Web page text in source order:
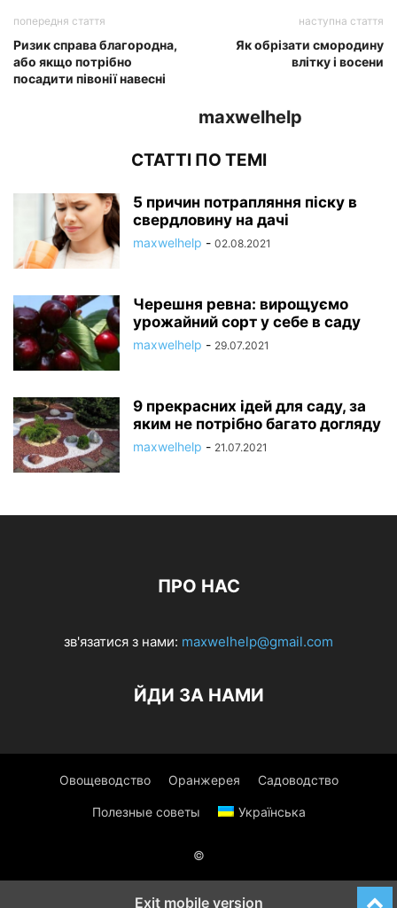
попередня стаття
Ризик справа благородна,
або якщо потрібно
посадити півонії навесні
наступна стаття
Як обрізати смородину
влітку і восени
maxwelhelp
СТАТТІ ПО ТЕМІ
5 причин потрапляння піску в
свердловину на дачі
maxwelhelp - 02.08.2021
Черешня ревна: вирощуємо
урожайний сорт у себе в саду
maxwelhelp - 29.07.2021
9 прекрасних ідей для саду, за
яким не потрібно багато догляду
maxwelhelp - 21.07.2021
ПРО НАС
зв'язатися з нами: maxwelhelp@gmail.com
ЙДИ ЗА НАМИ
Овощеводство Оранжерея Садоводство
Полезные советы Українська
©
Exit mobile version